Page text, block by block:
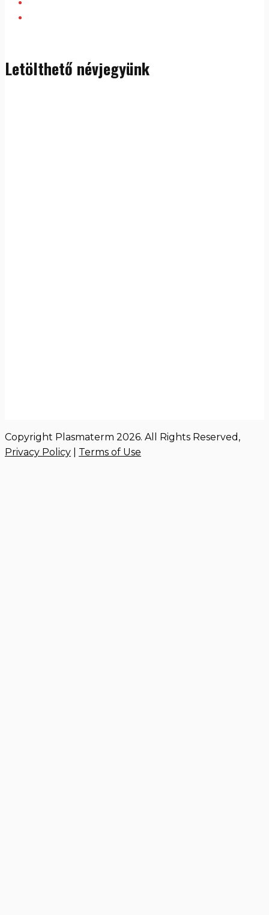
Letölthető névjegyünk
Copyright Plasmaterm 2026. All Rights Reserved,
Privacy Policy
Terms of Use